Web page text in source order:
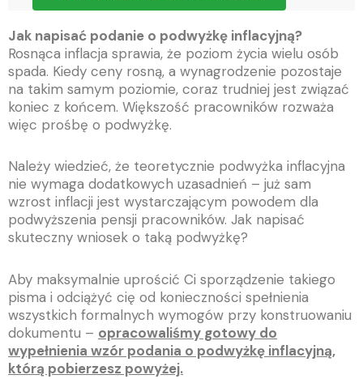
Jak napisać podanie o podwyżkę inflacyjną?
Rosnąca inflacja sprawia, że poziom życia wielu osób
spada. Kiedy ceny rosną, a wynagrodzenie pozostaje
na takim samym poziomie, coraz trudniej jest związać
koniec z końcem. Większość pracowników rozważa
więc prośbę o podwyżkę.
Należy wiedzieć, że teoretycznie podwyżka inflacyjna
nie wymaga dodatkowych uzasadnień – już sam
wzrost inflacji jest wystarczającym powodem dla
podwyższenia pensji pracowników. Jak napisać
skuteczny wniosek o taką podwyżkę?
Aby maksymalnie uprościć Ci sporządzenie takiego
pisma i odciążyć cię od konieczności spełnienia
wszystkich formalnych wymogów przy konstruowaniu
dokumentu – opracowaliśmy gotowy do
wypełnienia wzór podania o podwyżkę inflacyjną,
którą pobierzesz powyżej.